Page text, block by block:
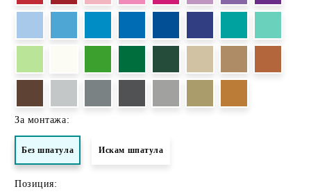
За монтажа:
Без шпатула Искам шпатула
Позиция: